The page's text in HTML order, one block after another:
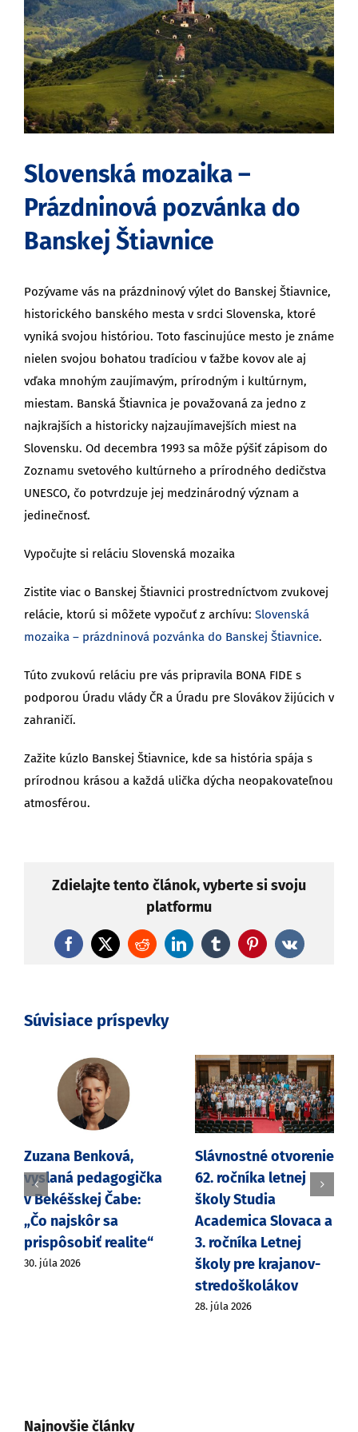
obrázok
Slovenská mozaika –
Prázdninová pozvánka do
Banskej Štiavnice
Pozývame vás na prázdninový výlet do Banskej Štiavnice,
historického banského mesta v srdci Slovenska, ktoré
vyniká svojou históriou. Toto fascinujúce mesto je známe
nielen svojou bohatou tradíciou v ťažbe kovov ale aj
vďaka mnohým zaujímavým, prírodným i kultúrnym,
miestam. Banská Štiavnica je považovaná za jedno z
najkrajších a historicky najzaujímavejších miest na
Slovensku. Od decembra 1993 sa môže pýšiť zápisom do
Zoznamu svetového kultúrneho a prírodného dedičstva
UNESCO, čo potvrdzuje jej medzinárodný význam a
jedinečnosť.
Vypočujte si reláciu Slovenská mozaika
Zistite viac o Banskej Štiavnici prostredníctvom zvukovej
relácie, ktorú si môžete vypočuť z archívu: Slovenská
mozaika – prázdninová pozvánka do Banskej Štiavnice.
Túto zvukovú reláciu pre vás pripravila BONA FIDE s
podporou Úradu vlády ČR a Úradu pre Slovákov žijúcich v
zahraničí.
Zažite kúzlo Banskej Štiavnice, kde sa história spája s
prírodnou krásou a každá ulička dýcha neopakovateľnou
atmosférou.
Zdielajte tento článok, vyberte si svoju
platformu
Facebook
X RedditLinkedInTumblrPinterest
Vk
Súvisiace príspevky
Zuzana Benková,
vyslaná pedagogička
v Bekéšskej Čabe:
„Čo najskôr sa
prispôsobiť realite“
30. júla 2026
Slávnostné otvorenie
62. ročníka letnej
školy Studia
Academica Slovaca a
3. ročníka Letnej
školy pre krajanov-
stredoškolákov
28. júla 2026
Najnovšie články